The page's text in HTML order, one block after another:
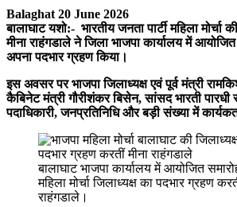
Balaghat 20 June 2026
बालाघाट यशो:- भारतीय जनता पार्टी महिला मोर्चा
मीना राहंगडाले ने जिला भाजपा कार्यालय में
अपना पदभार ग्रहण किया।
इस अवसर पर भाजपा जिलाध्यक्ष एवं पूर्व मंत्री
कैबिनेट मंत्री गौरीशंकर बिसेन, सांसद भारती पारधी
पदाधिकारी, जनप्रतिनिधि और बड़ी संख्या में
बालाघाट भाजपा कार्यालय में आयोजित
महिला मोर्चा जिलाध्यक्ष का पदभार ग्रहण
राहंगडाले।